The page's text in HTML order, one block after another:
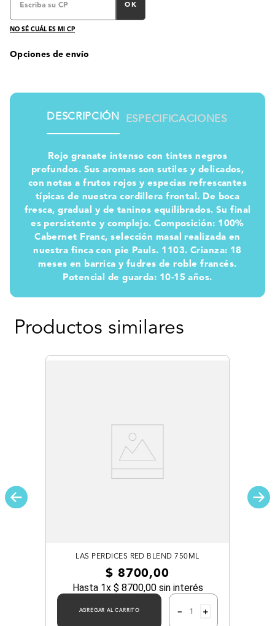
OK
NO SÉ CUÁL ES MI CP
Opciones de envío
DESCRIPCIÓN ESPECIFICACIONES
Rojo granate intenso con tintes negros
profundos. Sus aromas son sutiles y delicados,
con notas a frutos rojos y especias refrescantes
típicas de nuestra cordillera frontal. De boca
fresca, gradual y de taninos equilibrados. Su final
es persistente y complejo. Composición: 100%
Cabernet Franc, selección masal realizada en
nuestra finca con pie Pauls. 1103. Crianza: 18
meses en barrica y fudres de roble francés.
Potencial de guarda: 10-15 años.
Productos similares
LAS PERDICES RED BLEND 750ML
$ 8700,00
Hasta 1x $ 8700,00sin interés
AGREGAR AL CARRITO ＋
－